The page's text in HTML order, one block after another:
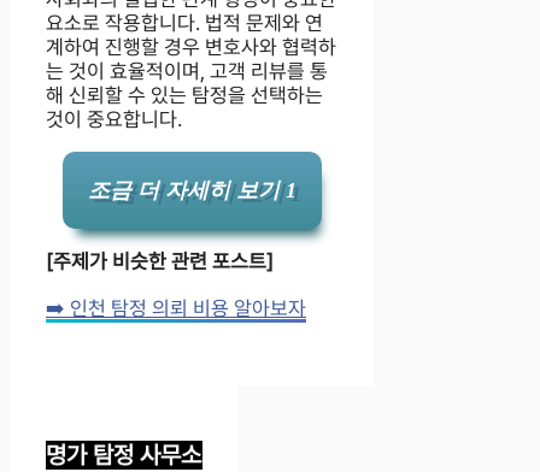
요소로 작용합니다. 법적 문제와 연
계하여 진행할 경우 변호사와 협력하
는 것이 효율적이며, 고객 리뷰를 통
해 신뢰할 수 있는 탐정을 선택하는
것이 중요합니다.
조금 더 자세히 보기 1
[주제가 비슷한 관련 포스트]
➡️ 인천 탐정 의뢰 비용 알아보자
명가 탐정 사무소